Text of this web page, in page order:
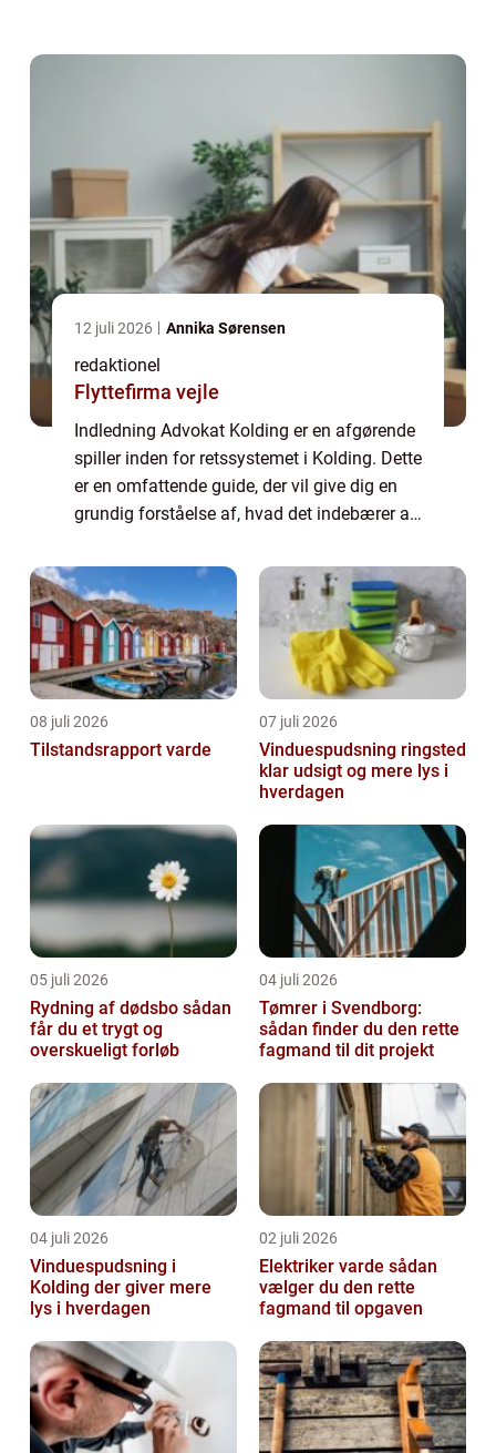
12 juli 2026 Annika Sørensen
redaktionel
Flyttefirma vejle
Indledning Advokat Kolding er en afgørende
spiller inden for retssystemet i Kolding. Dette
er en omfattende guide, der vil give dig en
grundig forståelse af, hvad det indebærer at
vigtigt for dig som privat...
08 juli 2026
Tilstandsrapport varde
07 juli 2026
Vinduespudsning ringsted
klar udsigt og mere lys i
hverdagen
05 juli 2026
Rydning af dødsbo sådan
får du et trygt og
overskueligt forløb
04 juli 2026
Tømrer i Svendborg:
sådan finder du den rette
fagmand til dit projekt
04 juli 2026
Vinduespudsning i
Kolding der giver mere
lys i hverdagen
02 juli 2026
Elektriker varde sådan
vælger du den rette
fagmand til opgaven